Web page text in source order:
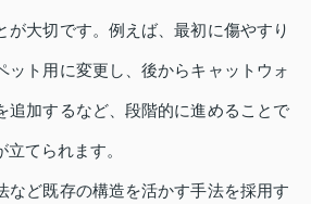
が大切です。例えば、最初に傷やすり
ット用に変更し、後からキャットウォ
追加するなど、段階的に進めることで
てられます。
など既存の構造を活かす手法を採用す